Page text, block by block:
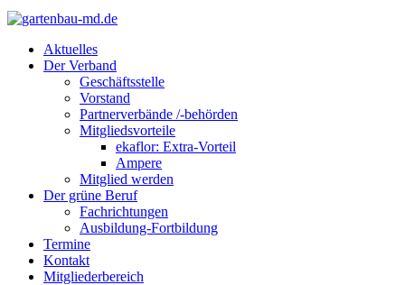
Aktuelles
Der Verband
Geschäftsstelle
Vorstand
Partnerverbände /-behörden
Mitgliedsvorteile
ekaflor: Extra-Vorteil
Ampere
Mitglied werden
Der grüne Beruf
Fachrichtungen
Ausbildung-Fortbildung
Termine
Kontakt
Mitgliederbereich